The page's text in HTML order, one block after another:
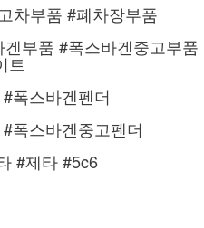
차부품 #폐차장부품
부품 #폭스바겐중고부품
트
폭스바겐펜더
폭스바겐중고펜더
#제타 #5c6